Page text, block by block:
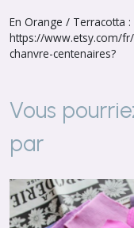
En Orange / Terracotta :
https://www.etsy.com/
chanvre-centenaires?
Vous
par